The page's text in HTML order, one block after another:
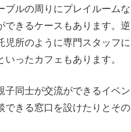
ブルの周りにプレイルームな
できるケースもあります。逆
児所のように専門スタッフに
ったカフェもあります。
子同士が交流ができるイベン
できる窓口を設けたりとその